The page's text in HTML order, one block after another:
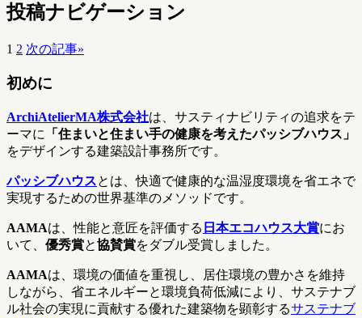
投稿ナビゲーション
1 2 次の記事»
初めに
ArchiAtelierMA株式会社は、サスティナビリティの追求をテ
ーマに
「住まいと住まい手の健康を考えたパッシブハウス」
をデザインする建築設計事務所です。
パッシブハウスとは、快適で健康的な温湿度環境を省エネで
実現するための世界基準のメソッドです。
AAMAは、性能と意匠を評価する 日本エコハウス大賞にお
いて、 優秀賞と協賛賞をダブル受賞しました。
AAMAは、環境の価値を重視し、居住環境の豊かさを維持
しながら、省エネルギーと環境負荷低減により、サステナブ
ル社会の実現に貢献する優れた建築物を顕彰するサステナブ